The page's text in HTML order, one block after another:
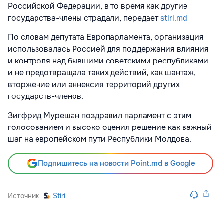
Российской Федерации, в то время как другие
государства-члены страдали, передаетstiri.md
По словам депутата Европарламента, организация
использовалась Россией для поддержания влияния
и контроля над бывшими советскими республиками
и не предотвращала таких действий, как шантаж,
вторжение или аннексия территорий других
государств-членов.
Зигфрид Мурешан поздравил парламент с этим
голосованием и высоко оценил решение как важный
шаг на европейском пути Республики Молдова.
Подпишитесь на новости Point.md в Google
Источник Stiri